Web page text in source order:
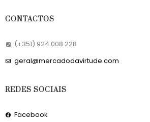
CONTACTOS
(+351) 924 008 228
geral@mercadodavirtude.com
REDES SOCIAIS
Facebook